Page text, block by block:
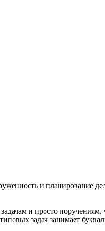
и планирование
и просто
задач занимает